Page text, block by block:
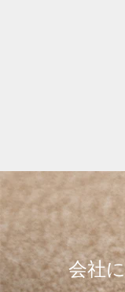
会社